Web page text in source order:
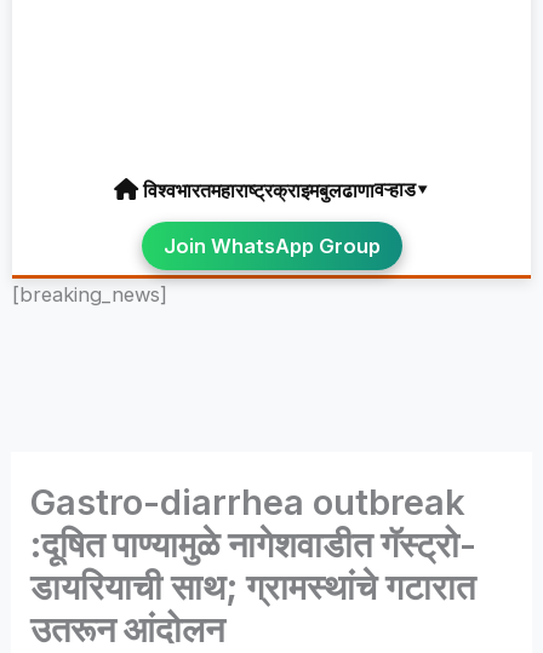
विश्वभारतमहाराष्ट्रक्राइमबुलढाणावऱ्हाड▾
Join WhatsApp Group
[breaking_news]
Gastro-diarrhea outbreak
:दूषित पाण्यामुळे नागेशवाडीत गॅस्ट्रो-
डायरियाची साथ; ग्रामस्थांचे गटारात
उतरून आंदोलन